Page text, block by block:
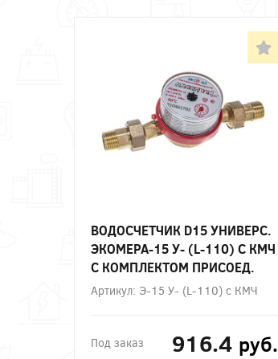
ВОДОСЧЕТЧИК D15 УНИВЕРС.
ЭКОМЕРА-15 У- (L-110) С КМЧ
С КОМПЛЕКТОМ ПРИСОЕД.
УП.20
Артикул: Э-15 У- (L-110) с КМЧ
Под заказ 916.4 руб.